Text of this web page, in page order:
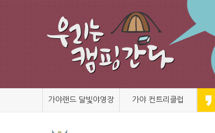
가야랜드 달빛야영장 가야 컨트리클럽